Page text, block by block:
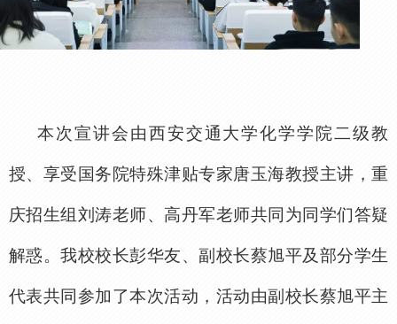
本次宣讲会由西安交通大学化学学院二级教
授、享受国务院特殊津贴专家唐玉海教授主讲，重
庆招生组刘涛老师、高丹军老师共同为同学们答疑
解惑。我校校长彭华友、副校长蔡旭平及部分学生
代表共同参加了本次活动，活动由副校长蔡旭平主